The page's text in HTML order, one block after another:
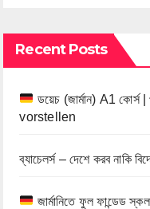
Recent Posts
ডয়েচ (জার্মান) A1 কোর্স
vorstellen
ব্যাচেলর্স – দেশে করব নাকি
জার্মানিতে ফুল ফান্ডেড